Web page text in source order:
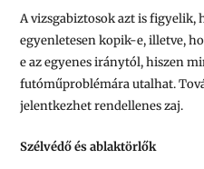
A vizsgabiztosok azt is figyelik,
egyenletesen kopik-e, illetve,
e az egyenes iránytól, hiszen
futóműproblémára utalhat.
jelentkezhet rendellenes zaj.
Szélvédő és ablaktörlők